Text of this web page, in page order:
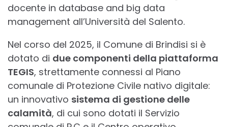
docente in database and big data
management all’Università del Salento.
Nel corso del 2025, il Comune di Brindisi si è
dotato di due componenti della piattaforma
TEGIS, strettamente connessi al Piano
comunale di Protezione Civile nativo digitale:
un innovativo sistema di gestione delle
calamità, di cui sono dotati il Servizio